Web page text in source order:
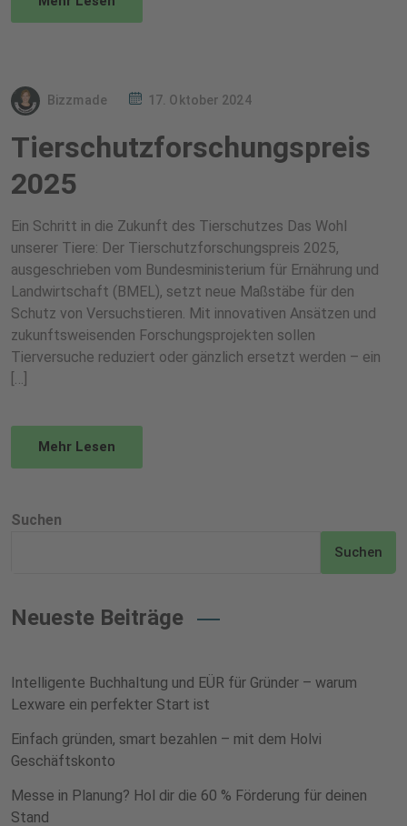
Bizzmade 17. Oktober 2024
Tierschutzforschungspreis
2025
Ein Schritt in die Zukunft des Tierschutzes Das Wohl
unserer Tiere: Der Tierschutzforschungspreis 2025,
ausgeschrieben vom Bundesministerium für Ernährung und
Landwirtschaft (BMEL), setzt neue Maßstäbe für den
Schutz von Versuchstieren. Mit innovativen Ansätzen und
zukunftsweisenden Forschungsprojekten sollen
Tierversuche reduziert oder gänzlich ersetzt werden – ein
[…]
Mehr Lesen
Suchen
Suchen
Neueste Beiträge
Intelligente Buchhaltung und EÜR für Gründer – warum
Lexware ein perfekter Start ist
Einfach gründen, smart bezahlen – mit dem Holvi
Geschäftskonto
Messe in Planung? Hol dir die 60 % Förderung für deinen
Stand